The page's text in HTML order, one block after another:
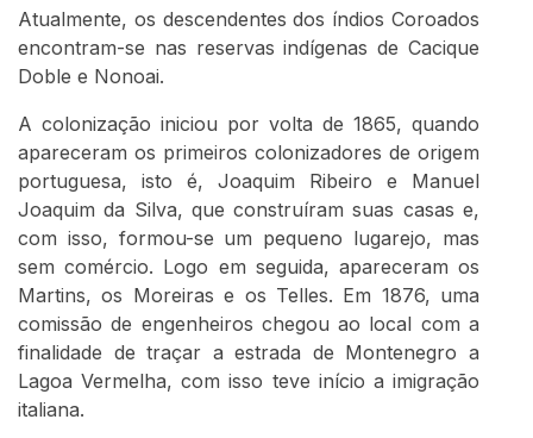
Atualmente, os descendentes dos índios Coroados
encontram-se nas reservas indígenas de Cacique
Doble e Nonoai.
A colonização iniciou por volta de 1865, quando
apareceram os primeiros colonizadores de origem
portuguesa, isto é, Joaquim Ribeiro e Manuel
Joaquim da Silva, que construíram suas casas e,
com isso, formou-se um pequeno lugarejo, mas
sem comércio. Logo em seguida, apareceram os
Martins, os Moreiras e os Telles. Em 1876, uma
comissão de engenheiros chegou ao local com a
finalidade de traçar a estrada de Montenegro a
Lagoa Vermelha, com isso teve início a imigração
italiana.